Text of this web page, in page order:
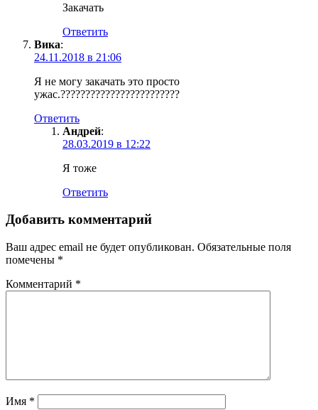
Закачать
Ответить
Вика:
24.11.2018 в 21:06
Я не могу закачать это просто
ужас.????????????????????????
Ответить
Андрей:
28.03.2019 в 12:22
Я тоже
Ответить
Добавить комментарий
Ваш адрес email не будет опубликован. Обязательные поля
помечены *
Комментарий *
Имя *